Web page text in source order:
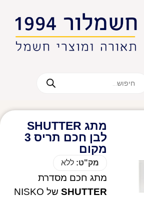
מתג SHUTTER
לבן חכם תריס 3
מקום
מק"ט: ללא
מתג חכם מסדרת
SHUTTER
של NISKO